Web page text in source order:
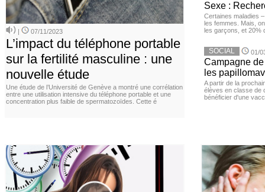
| 07/11/2023
L’impact du téléphone portable
sur la fertilité masculine : une
nouvelle étude
Une étude de l’Université de Genève a montré une corrélation
entre une utilisation intensive du téléphone portable et une
concentration plus faible de spermatozoïdes. Cette é
Sexe :
Certaines maladies
les femmes. Mais,
les garçons, et 20%
SOCIAL 01/
Campagne
les
A partir de la
élèves en classe de
bénéficier d'une